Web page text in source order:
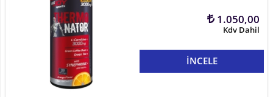
1.050,00
Kdv Dahil
İNCELE